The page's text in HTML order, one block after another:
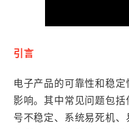
引言
电子产品的可靠性和稳
影响。其中常见问题包
号不稳定、系统易死机